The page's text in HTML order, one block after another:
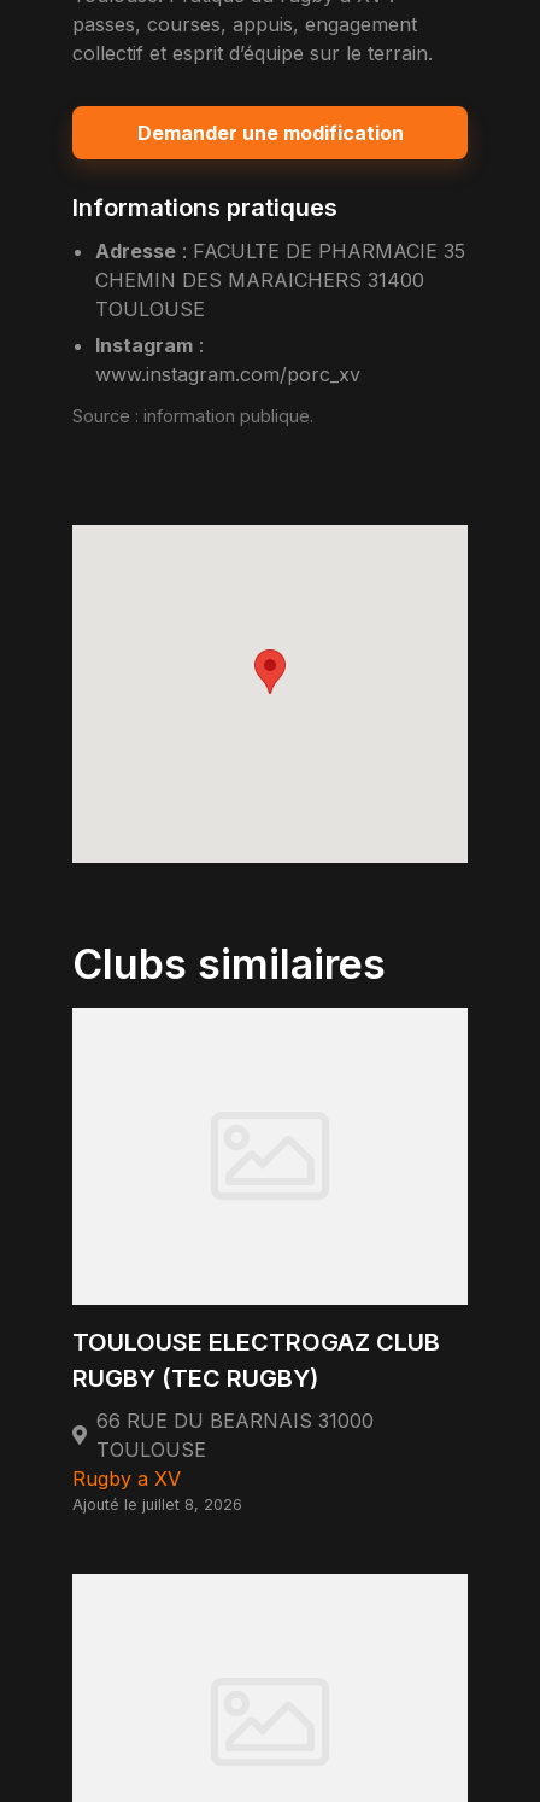
passes, courses, appuis, engagement
collectif et esprit d’équipe sur le terrain.
Demander une modification
Informations pratiques
Adresse : FACULTE DE PHARMACIE 35
CHEMIN DES MARAICHERS 31400
TOULOUSE
Instagram :
www.instagram.com/porc_xv
Source : information publique.
Clubs similaires
TOULOUSE ELECTROGAZ CLUB
RUGBY (TEC RUGBY)
66 RUE DU BEARNAIS 31000
TOULOUSE
Rugby a XV
Ajouté le juillet 8, 2026